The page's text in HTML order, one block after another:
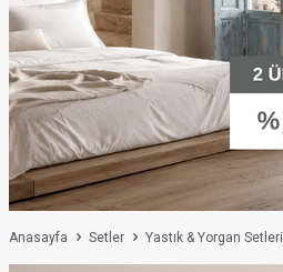
Anasayfa Setler Yastık & Yorgan Setleri